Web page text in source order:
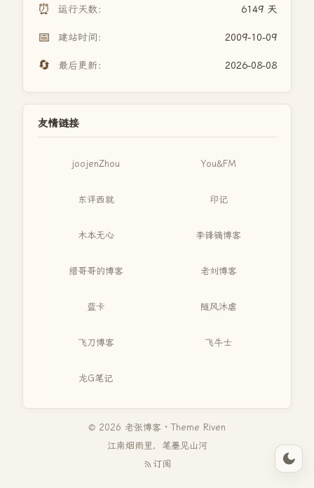
⏰ 运行天数： 6149 天
📅 建站时间： 2009-10-09
🔄 最后更新： 2026-08-08
友情链接
joojenZhou You&FM
东评西就 印记
木本无心 李锋镝博客
缙哥哥的博客 老刘博客
蓝卡 随风沐虐
飞刀博客 飞牛士
龙G笔记
© 2026 老张博客 · Theme Riven
江南烟雨里，笔墨见山河
订阅